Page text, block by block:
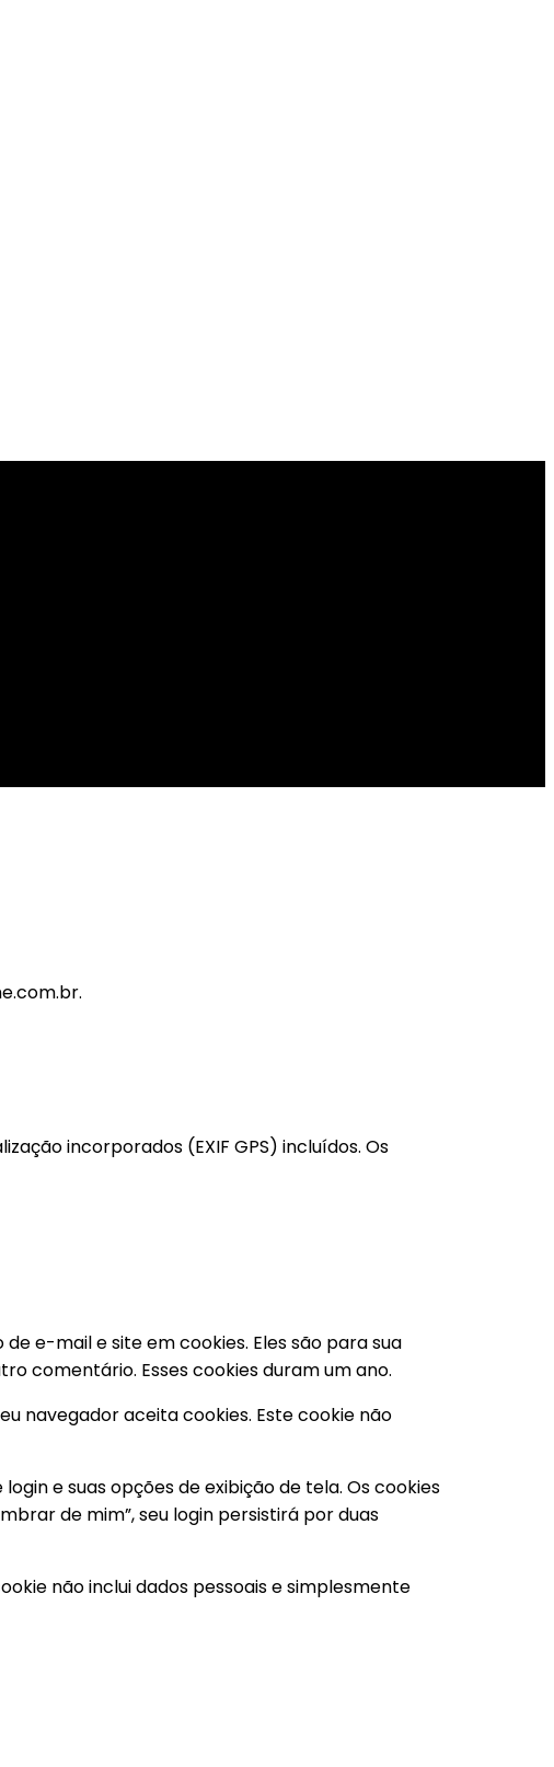
incorporados (EXIF GPS) incluídos. Os
e-mail e site em cookies. Eles são para sua
comentário. Esses cookies duram um ano.
navegador aceita cookies. Este cookie não
e suas opções de exibição de tela. Os cookies
de mim”, seu login persistirá por duas
não inclui dados pessoais e simplesmente